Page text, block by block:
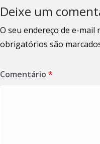
Deixe um
O seu endereço de e-mail
obrigatórios são
Comentário *